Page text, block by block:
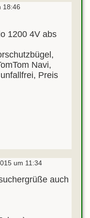
18:46
1200 4V abs
Navi,
Preis
um 11:34
auch